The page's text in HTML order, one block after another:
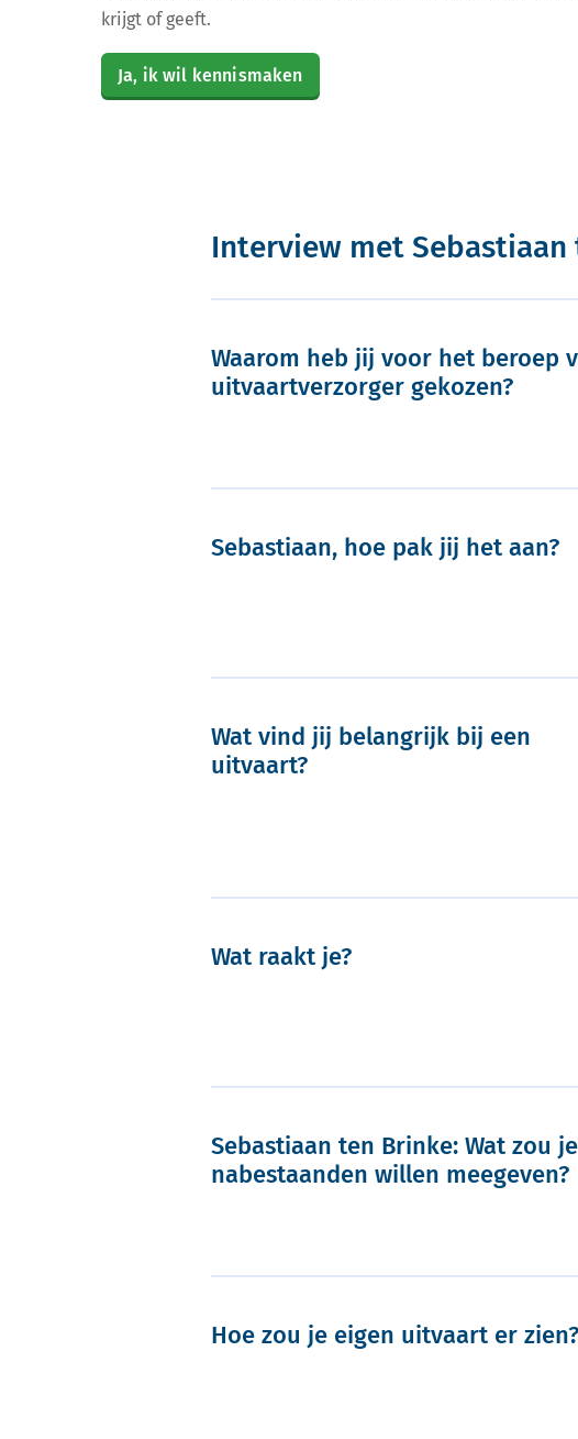
krijgt of geeft.
Ja, ik wil kennismaken
Interview met Sebastiaan
Waarom heb jij voor het beroep
uitvaartverzorger gekozen?
Sebastiaan, hoe pak jij het aan?
Wat vind jij belangrijk bij een
uitvaart?
Wat raakt je?
Sebastiaan ten Brinke: Wat zou je
nabestaanden willen meegeven?
Hoe zou je eigen uitvaart er zien?